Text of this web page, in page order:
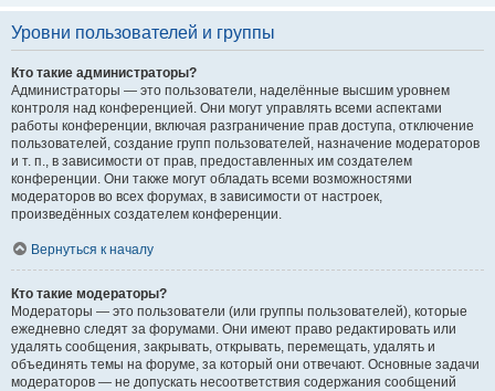
Уровни пользователей и группы
Кто такие администраторы?
Администраторы — это пользователи, наделённые высшим уровнем
контроля над конференцией. Они могут управлять всеми аспектами
работы конференции, включая разграничение прав доступа, отключение
пользователей, создание групп пользователей, назначение модераторов
и т. п., в зависимости от прав, предоставленных им создателем
конференции. Они также могут обладать всеми возможностями
модераторов во всех форумах, в зависимости от настроек,
произведённых создателем конференции.
Вернуться к началу
Кто такие модераторы?
Модераторы — это пользователи (или группы пользователей), которые
ежедневно следят за форумами. Они имеют право редактировать или
удалять сообщения, закрывать, открывать, перемещать, удалять и
объединять темы на форуме, за который они отвечают. Основные задачи
модераторов — не допускать несоответствия содержания сообщений